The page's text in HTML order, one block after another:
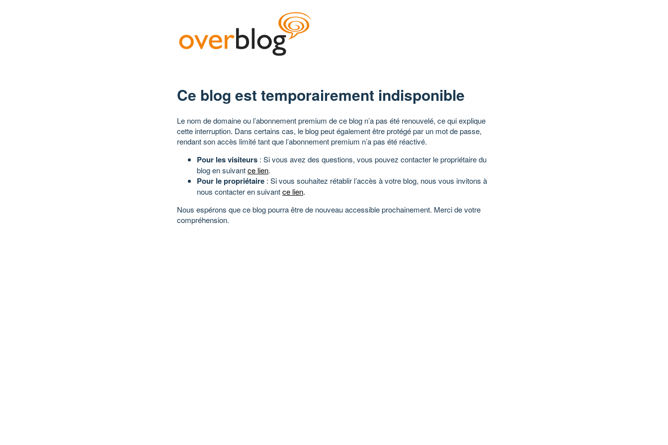
Ce blog est temporairement indisponible
Le nom de domaine ou l’abonnement premium de ce blog n’a pas été renouvelé, ce qui explique
cette interruption. Dans certains cas, le blog peut également être protégé par un mot de passe,
rendant son accès limité tant que l’abonnement premium n’a pas été réactivé.
Pour les visiteurs : Si vous avez des questions, vous pouvez contacter le propriétaire du
blog en suivantce lien.
Pour le propriétaire : Si vous souhaitez rétablir l’accès à votre blog, nous vous invitons à
nous contacter en suivantce lien.
Nous espérons que ce blog pourra être de nouveau accessible prochainement. Merci de votre
compréhension.